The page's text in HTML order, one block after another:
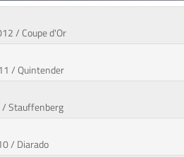
/ Coupe d'Or
/ Quintender
Stauffenberg
/ Diarado